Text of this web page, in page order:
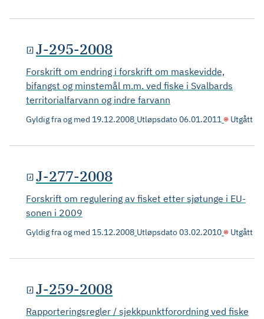
J-295-2008
Forskrift om endring i forskrift om maskevidde,
bifangst og minstemål m.m. ved fiske i Svalbards
territorialfarvann og indre farvann
Gyldig fra og med 19.12.2008 Utløpsdato06.01.2011 Utgått
J-277-2008
Forskrift om regulering av fisket etter sjøtunge i EU-
sonen i 2009
Gyldig fra og med 15.12.2008 Utløpsdato03.02.2010 Utgått
J-259-2008
Rapporteringsregler / sjekkpunktforordning ved fiske